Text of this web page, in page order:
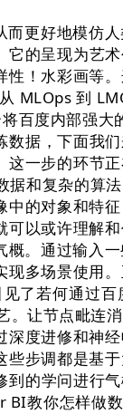
更好地模仿
的呈现为艺
！水彩画等
MLOps 到
百度内部强
据，下面我
一步的环节
和复杂的算
的对象和特
以或许理解
。通过输入
多场景使用
了若何通过
让节点毗连
度进修和神
步调都是基
的学问进行
教你怎样做